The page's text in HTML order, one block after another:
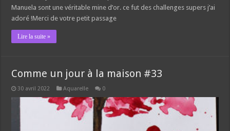
Manuela sont une véritable mine d’or. ce fut des challenges supers j’ai
adoré !Merci de votre petit passage
Lire la suite »
Comme un jour à la maison #33
30 avril 2022 Aquarelle 0